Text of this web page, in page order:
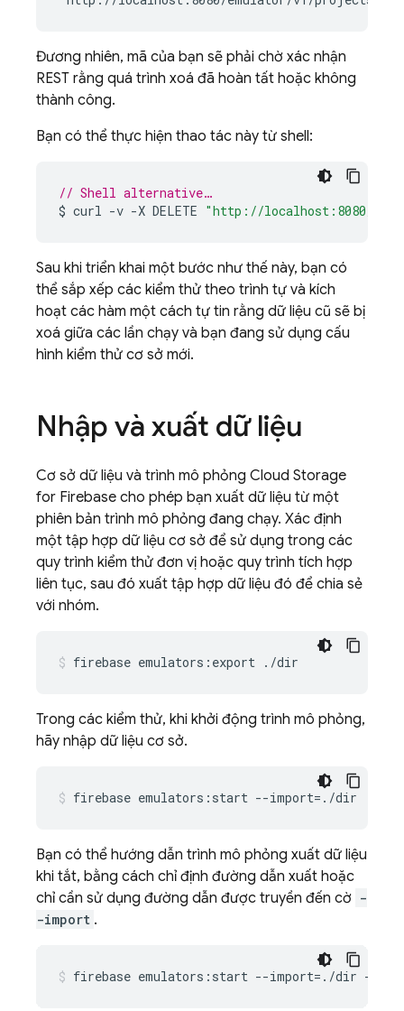
Đương nhiên, mã của bạn sẽ phải chờ xác nhận
REST rằng quá trình xoá đã hoàn tất hoặc không
thành công.
Bạn có thể thực hiện thao tác này từ shell:
// Shell alternative…
$ curl -v -X DELETE "http://localhost:8080/
Sau khi triển khai một bước như thế này, bạn có
thể sắp xếp các kiểm thử theo trình tự và kích
hoạt các hàm một cách tự tin rằng dữ liệu cũ sẽ bị
xoá giữa các lần chạy và bạn đang sử dụng cấu
hình kiểm thử cơ sở mới.
Nhập và xuất dữ liệu
Cơ sở dữ liệu và trình mô phỏng Cloud Storage
for Firebase cho phép bạn xuất dữ liệu từ một
phiên bản trình mô phỏng đang chạy. Xác định
một tập hợp dữ liệu cơ sở để sử dụng trong các
quy trình kiểm thử đơn vị hoặc quy trình tích hợp
liên tục, sau đó xuất tập hợp dữ liệu đó để chia sẻ
với nhóm.
firebase emulators:export ./dir
Trong các kiểm thử, khi khởi động trình mô phỏng,
hãy nhập dữ liệu cơ sở.
firebase emulators:start --import= ./dir
Bạn có thể hướng dẫn trình mô phỏng xuất dữ liệu
khi tắt, bằng cách chỉ định đường dẫn xuất hoặc
chỉ cần sử dụng đường dẫn được truyền đến cờ -
-import .
firebase emulators:start --import= ./dir --